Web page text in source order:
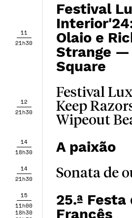
11
21h30
Festival
Olaio e
Strange —
Square
12
21h30
Festival
Keep
Wipeout
14
18h30
A paixão
14
21h30
Sonata de
15
11h00
18h30
25.ª Festa
Francês